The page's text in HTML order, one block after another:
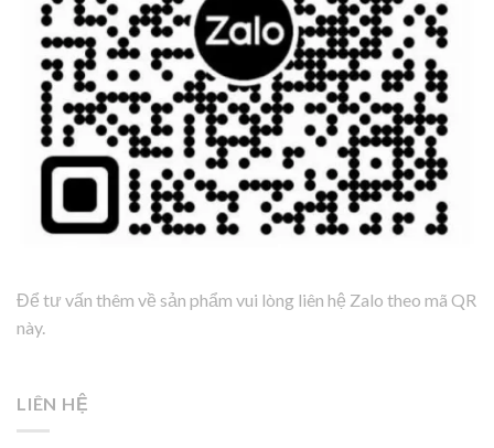
Để tư vấn thêm về sản phẩm vui lòng liên hệ Zalo theo mã QR
này.
LIÊN HỆ